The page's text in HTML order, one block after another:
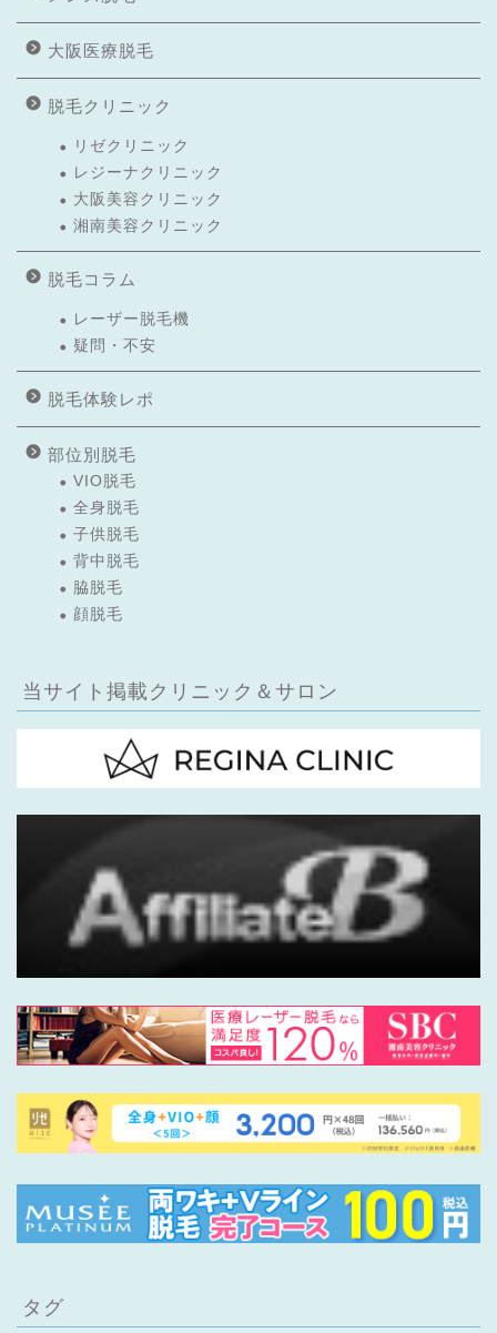
大阪医療脱毛
脱毛クリニック
リゼクリニック
レジーナクリニック
大阪美容クリニック
湘南美容クリニック
脱毛コラム
レーザー脱毛機
疑問・不安
脱毛体験レポ
部位別脱毛
VIO脱毛
全身脱毛
子供脱毛
背中脱毛
脇脱毛
顔脱毛
当サイト掲載クリニック＆サロン
タグ